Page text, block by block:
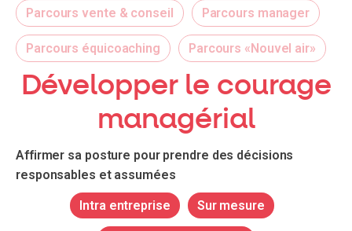
Parcours vente & conseil Parcours manager
Parcours équicoaching Parcours «Nouvel air»
Développer le courage
managérial
Affirmer sa posture pour prendre des décisions
responsables et assumées
Intra entreprise Sur mesure